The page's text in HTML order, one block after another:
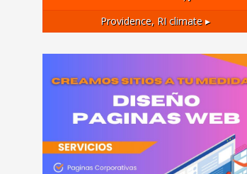
Providence, RIclimate ▸